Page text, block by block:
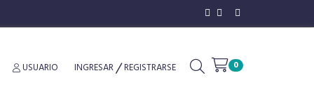
USUARIO INGRESAR REGISTRARSE 0